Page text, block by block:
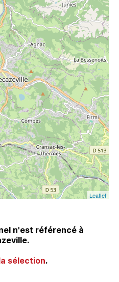
Leaflet
n'est référencé à
sélection.